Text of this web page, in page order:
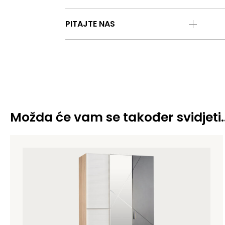
PITAJTE NAS
Možda će vam se također